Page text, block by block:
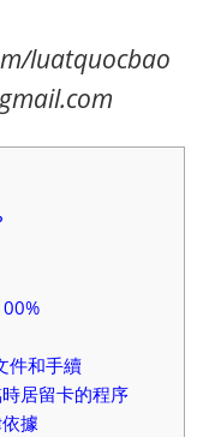
luatquocbao
件和手續
居留卡的程序
據